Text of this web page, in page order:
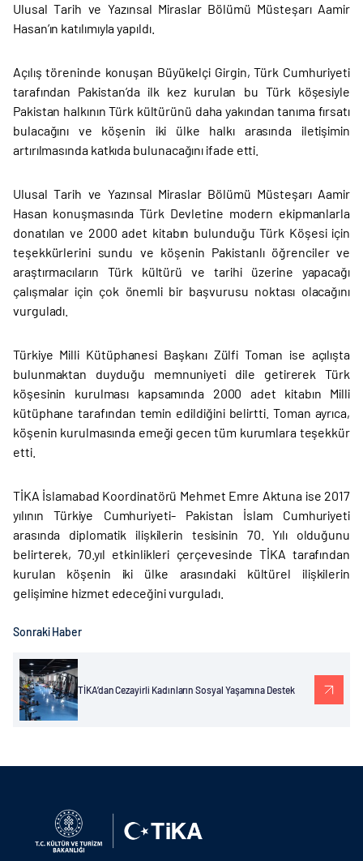
Ulusal Tarih ve Yazınsal Miraslar Bölümü Müsteşarı Aamir
Hasan’ın katılımıyla yapıldı.
Açılış töreninde konuşan Büyükelçi Girgin, Türk Cumhuriyeti
tarafından Pakistan’da ilk kez kurulan bu Türk köşesiyle
Pakistan halkının Türk kültürünü daha yakından tanıma fırsatı
bulacağını ve köşenin iki ülke halkı arasında iletişimin
artırılmasında katkıda bulunacağını ifade etti.
Ulusal Tarih ve Yazınsal Miraslar Bölümü Müsteşarı Aamir
Hasan konuşmasında Türk Devletine modern ekipmanlarla
donatılan ve 2000 adet kitabın bulunduğu Türk Köşesi için
teşekkürlerini sundu ve köşenin Pakistanlı öğrenciler ve
araştırmacıların Türk kültürü ve tarihi üzerine yapacağı
çalışmalar için çok önemli bir başvurusu noktası olacağını
vurguladı.
Türkiye Milli Kütüphanesi Başkanı Zülfi Toman ise açılışta
bulunmaktan duyduğu memnuniyeti dile getirerek Türk
köşesinin kurulması kapsamında 2000 adet kitabın Milli
kütüphane tarafından temin edildiğini belirtti. Toman ayrıca,
köşenin kurulmasında emeği gecen tüm kurumlara teşekkür
etti.
TİKA İslamabad Koordinatörü Mehmet Emre Aktuna ise 2017
yılının Türkiye Cumhuriyeti- Pakistan İslam Cumhuriyeti
arasında diplomatik ilişkilerin tesisinin 70. Yılı olduğunu
belirterek, 70.yıl etkinlikleri çerçevesinde TİKA tarafından
kurulan köşenin iki ülke arasındaki kültürel ilişkilerin
gelişimine hizmet edeceğini vurguladı.
Sonraki Haber
TİKA’dan Cezayirli Kadınların Sosyal Yaşamına Destek